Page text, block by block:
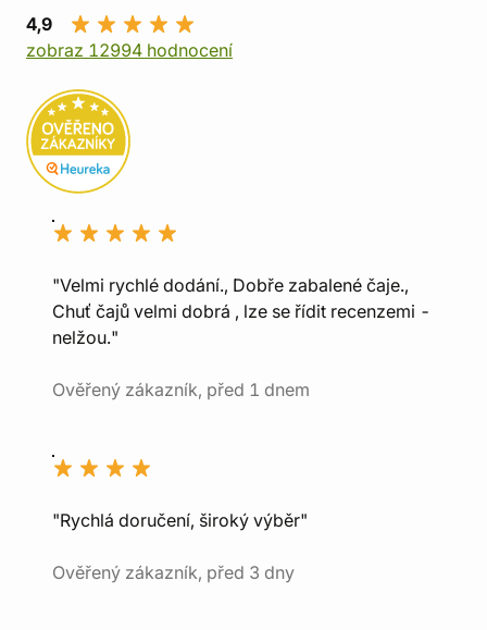
4,9
zobraz 12994 hodnocení
"Velmi rychlé dodání., Dobře zabalené čaje.,
Chuť čajů velmi dobrá , lze se řídit recenzemi -
nelžou."
Ověřený zákazník, před 1 dnem
"Rychlá doručení, široký výběr"
Ověřený zákazník, před 3 dny